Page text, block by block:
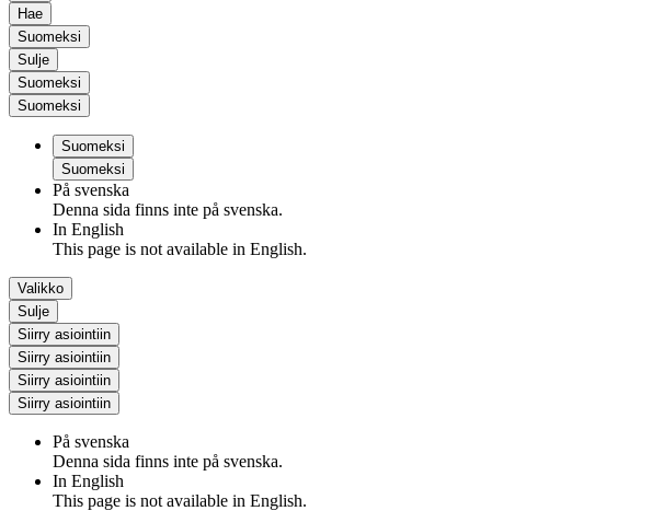
Hae
Suomeksi
Sulje
Suomeksi
Suomeksi
Suomeksi
Suomeksi
På svenska
Denna sida finns inte på svenska.
In English
This page is not available in English.
Valikko
Sulje
Siirry asiointiin
Siirry asiointiin
Siirry asiointiin
Siirry asiointiin
På svenska
Denna sida finns inte på svenska.
In English
This page is not available in English.